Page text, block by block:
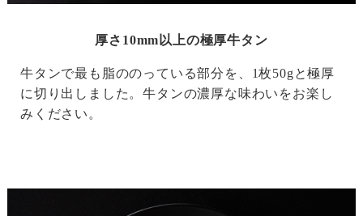
厚さ10mm以上の極厚牛タン
牛タンで最も脂ののっている部分を、1枚50gと極厚
に切り出しました。牛タンの濃厚な味わいをお楽し
みください。